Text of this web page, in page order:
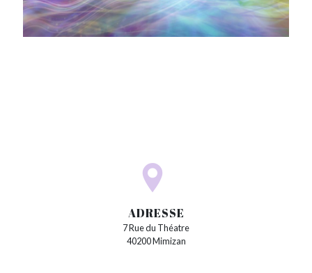
ADRESSE
7 Rue du Théatre
40200 Mimizan